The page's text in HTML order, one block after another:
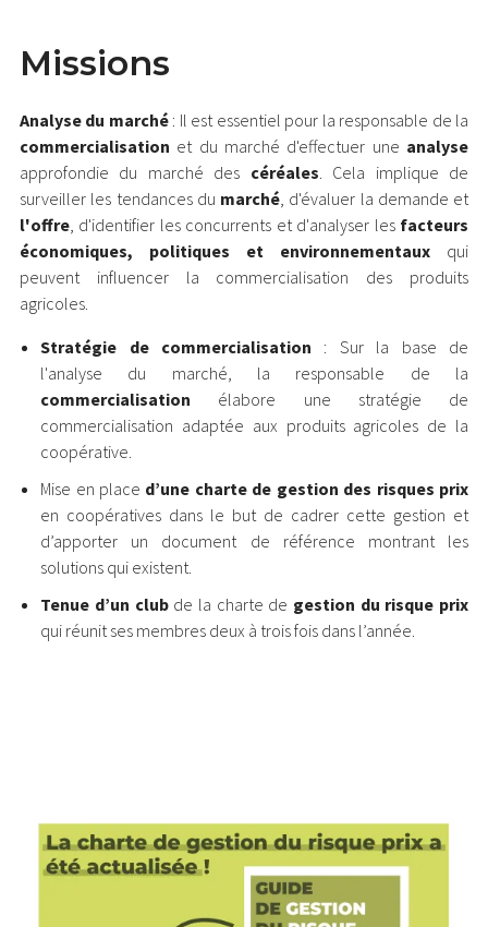
Missions
Analyse du marché: Il est essentiel pour la responsable de la
commercialisation et du marché d'effectuer une analyse
approfondie du marché des céréales. Cela implique de
surveiller les tendances du marché, d'évaluer la demande et
l'offre, d'identifier les concurrents et d'analyser les facteurs
économiques, politiques et environnementaux qui
peuvent influencer la commercialisation des produits
agricoles.
Stratégie de commercialisation : Sur la base de
l'analyse du marché, la responsable de la
commercialisation élabore une stratégie de
commercialisation adaptée aux produits agricoles de la
coopérative.
Mise en place d’une charte de gestion des risques prix
en coopératives dans le but de cadrer cette gestion et
d’apporter un document de référence montrant les
solutions qui existent.
Tenue d’un clubde la charte de gestion du risque prix
qui réunit ses membres deux à trois fois dans l’année.